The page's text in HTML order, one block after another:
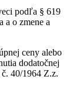
podľa § 619
a o zmene a
ceny alebo
dodatočnej
40/1964 Z.z.